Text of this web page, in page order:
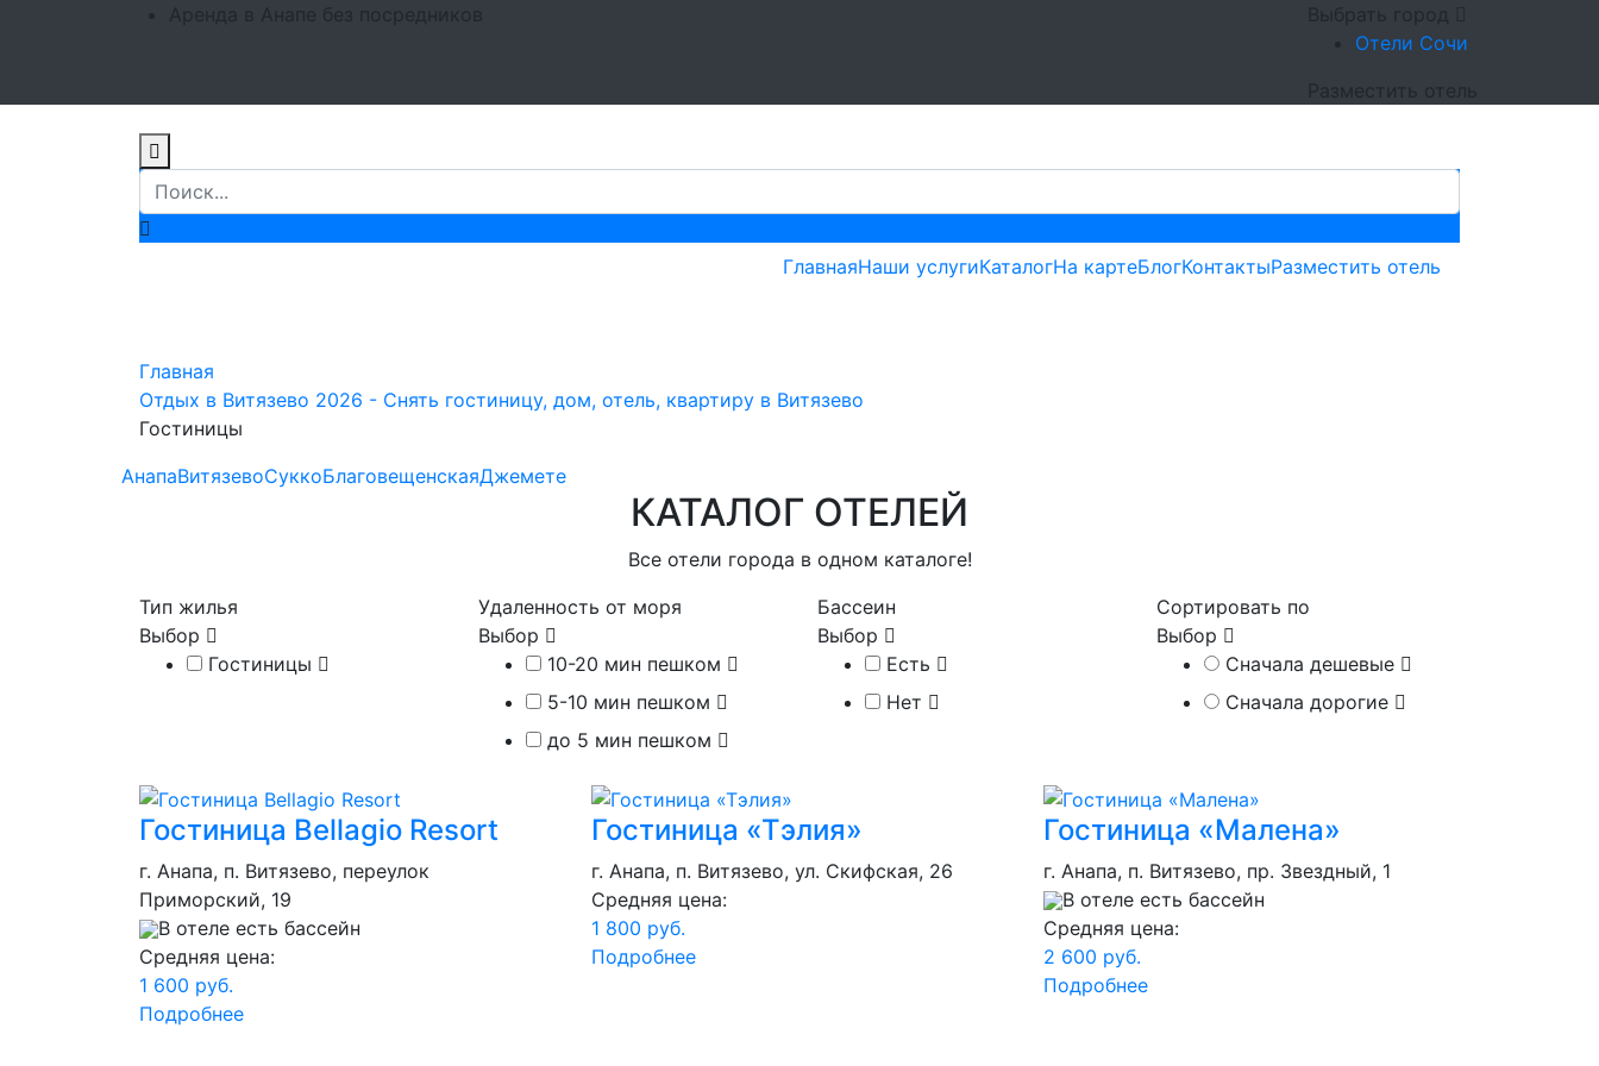
Аренда в Анапе без посредников
Выбрать город
Отели Сочи
Разместить отель
ГлавнаяНаши услугиКаталогНа картеБлогКонтактыРазместить отель
Главная
Отдых в Витязево 2026 - Снять гостиницу, дом, отель, квартиру в Витязево
Гостиницы
АнапаВитязевоСуккоБлаговещенскаяДжемете
КАТАЛОГ ОТЕЛЕЙ
Все отели города в одном каталоге!
Тип жилья
Выбор
Гостиницы
Удаленность от моря
Выбор
10-20 мин пешком
5-10 мин пешком
до 5 мин пешком
Бассеин
Выбор
Есть
Нет
Сортировать по
Выбор
Сначала дешевые
Сначала дорогие
Гостиница Bellagio Resort
г. Анапа, п. Витязево, переулок
Приморский, 19
В отеле есть бассейн
Средняя цена:
1 600 руб.
Подробнее
Гостиница «Тэлия»
г. Анапа, п. Витязево, ул. Скифская, 26
Средняя цена:
1 800 руб.
Подробнее
Гостиница «Малена»
г. Анапа, п. Витязево, пр. Звездный, 1
В отеле есть бассейн
Средняя цена:
2 600 руб.
Подробнее